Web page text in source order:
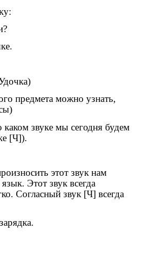
предмета можно узнать,
звуке мы сегодня будем
[Ч]).
этот звук нам
Этот звук всегда
Согласный звук [Ч] всегда